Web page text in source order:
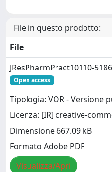
File in questo prodotto:
File
JResPharmPract10110-
Open access
Tipologia: VOR - Versione
Licenza: [IR] creative-
Dimensione 667.09 kB
Formato Adobe PDF
Visualizza/Apri